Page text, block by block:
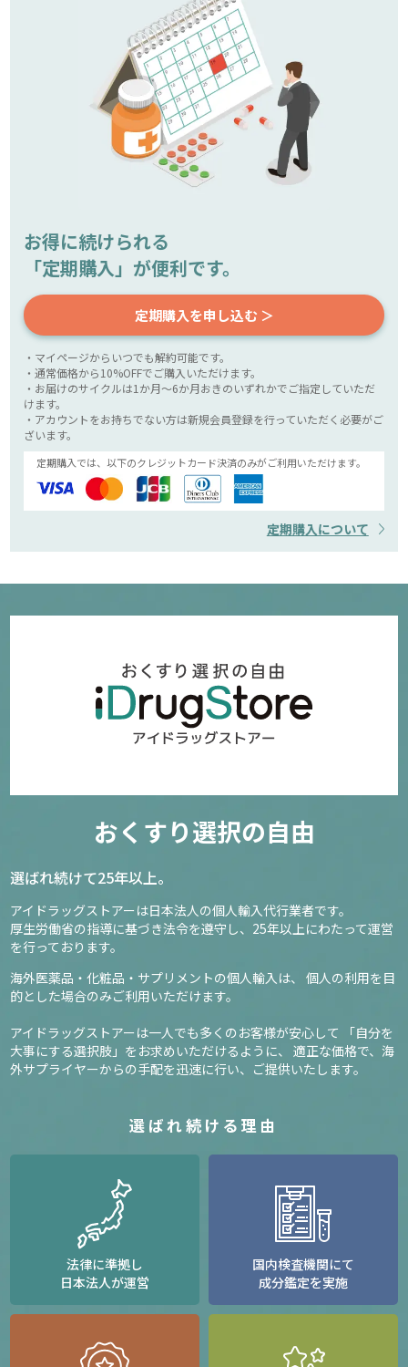
お得に続けられる
「定期購入」が便利です。
定期購入を申し込む ＞
・マイページからいつでも解約可能です。
・通常価格から10%OFFでご購入いただけます。
・お届けのサイクルは1か月～6か月おきのいずれかでご指定していただ
けます。
・アカウントをお持ちでない方は新規会員登録を行っていただく必要がご
ざいます。
定期購入では、以下のクレジットカード決済のみがご利用いただけます。
定期購入について
おくすり選択の自由
選ばれ続けて25年以上。
アイドラッグストアーは日本法人の個人輸入代行業者です。
厚生労働省の指導に基づき法令を遵守し、 25年以上にわたって運営
を行っております。
海外医薬品・化粧品・サプリメントの個人輸入は、
個人の利用を目
的とした場合のみご利用いただけます。
アイドラッグストアーは一人でも多くのお客様が安心して
「自分を
大事にする選択肢」をお求めいただけるように、
適正な価格で、海
外サプライヤーからの手配を迅速に行い、ご提供いたします。
選ばれ続ける理由
法律に準拠し
日本法人が運営
国内検査機関にて
成分鑑定を実施